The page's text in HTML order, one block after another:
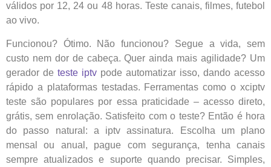
válidos por 12, 24 ou 48 horas. Teste canais, filmes, futebol
ao vivo.
Funcionou? Ótimo. Não funcionou? Segue a vida, sem
custo nem dor de cabeça. Quer ainda mais agilidade? Um
gerador de teste iptv pode automatizar isso, dando acesso
rápido a plataformas testadas. Ferramentas como o xciptv
teste são populares por essa praticidade – acesso direto,
grátis, sem enrolação. Satisfeito com o teste? Então é hora
do passo natural: a iptv assinatura. Escolha um plano
mensal ou anual, pague com segurança, tenha canais
sempre atualizados e suporte quando precisar. Simples,